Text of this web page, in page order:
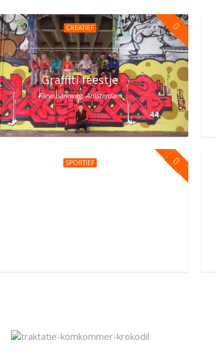
bij Street Jump!
CREATIEF
Graffiti feestje
Flevoparkweg, Amsterdam
SPORTIEF